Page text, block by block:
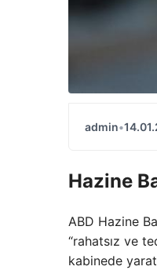
admin•
Hazine
ABD Hazine
“rahatsız ve
kabinede